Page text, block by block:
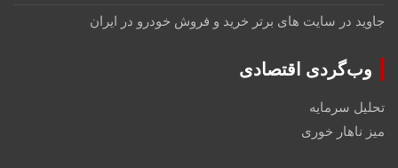
جاویددر سایت های برتر خرید و فروش خودرو در ایران
وب‌گردی اقتصادی
تحلیل سرمایه
میز ناهار خوری